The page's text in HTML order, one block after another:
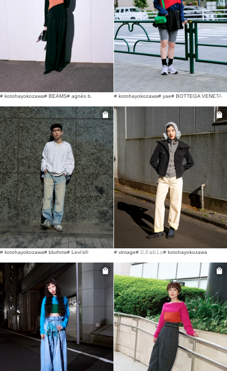
# kotohayokozawa# BEAMS# agnès b. # kotohayokozawa# yae# BOTTEGA VENETA
# kotohayokozawa# blurhms# Levi's® # vintage# 𝙳.𝙿𝚊𝚋𝚕𝚘# kotohayokozawa